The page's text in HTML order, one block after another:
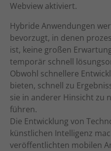
Webview aktiviert.
Hybride Anwendungen
bevorzugt, in denen
ist, keine großen
temporär schnell
Obwohl schnellere
bieten, schnell zu
sie in anderer Hinsicht zu
führen.
Die Entwicklung von
künstlichen Intelligenz
veröffentlichten mobilen
powered by Borlabs Cookie